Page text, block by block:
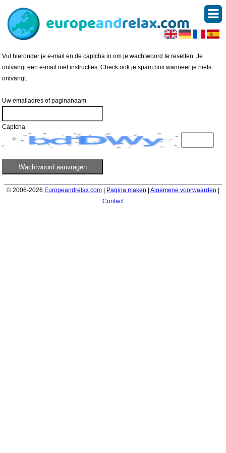
Vul hieronder je e-mail en de captcha in om je wachtwoord te resetten. Je
ontvangt een e-mail met instructies. Check ook je spam box wanneer je niets
ontvangt.
Uw emailadres of paginanaam
Captcha
© 2006-2026 Europeandrelax.com Pagina maken Algemene voorwaarden
Contact